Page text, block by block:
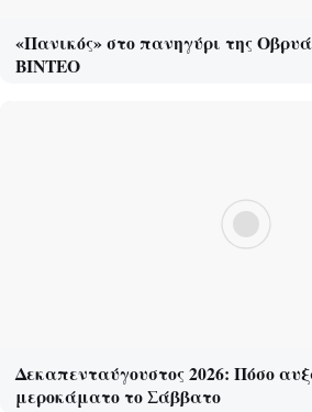
«Πανικός» στο πανηγύρι της
ΒΙΝΤΕΟ
Δεκαπενταύγουστος 2026: Πόσο
μεροκάματο το Σάββατο